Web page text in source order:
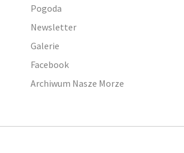
Pogoda
Newsletter
Galerie
Facebook
Archiwum Nasze Morze